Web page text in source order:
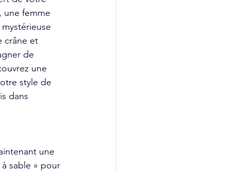
femme
crâne et
de
une
style de
dans
une
sable » pour